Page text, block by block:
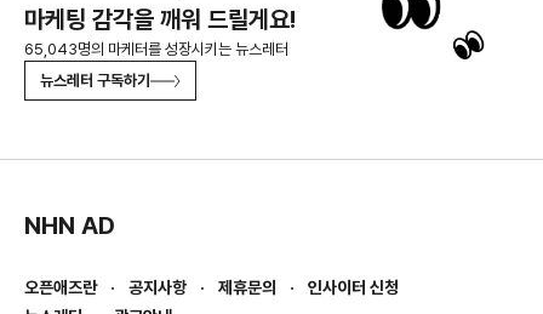
마케팅 감각을 깨워 드릴게요!
65,043명의 마케터를 성장시키는 뉴스레터
뉴스레터 구독하기
NHN AD
오픈애즈란 공지사항 제휴문의
인사이터 신청